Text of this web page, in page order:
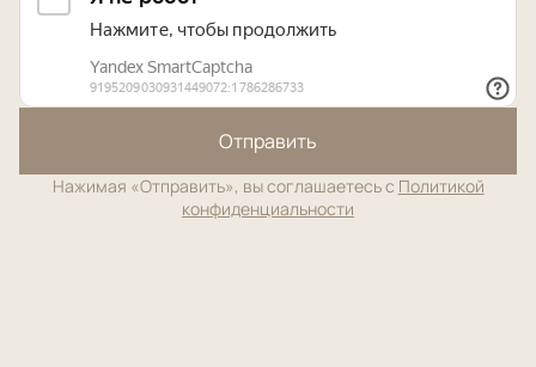
Отправить
Нажимая «Отправить», вы соглашаетесь с Политикой
конфиденциальности